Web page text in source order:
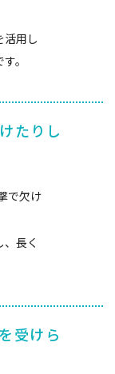
活用し
。
たりし
で欠け
長く
受けら